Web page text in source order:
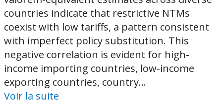
countries indicate that restrictive NTMs
coexist with low tariffs, a pattern consistent
with imperfect policy substitution. This
negative correlation is evident for high-
income importing countries, low-income
exporting countries, country...
Voir la suite